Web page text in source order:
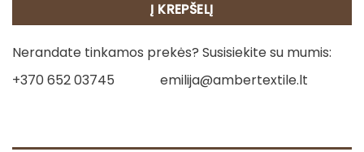
Į KREPŠELĮ
Nerandate tinkamos prekės? Susisiekite su mumis:
+370 652 03745
emilija@ambertextile.lt